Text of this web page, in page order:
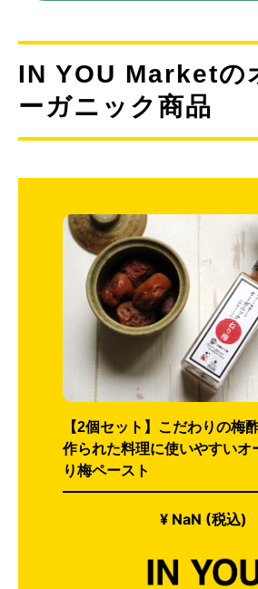
IN YOU Marketの
ーガニック商品
【2個セット】こだわりの梅
作られた料理に使いやすいオ
り梅ペースト
¥ NaN (税込)